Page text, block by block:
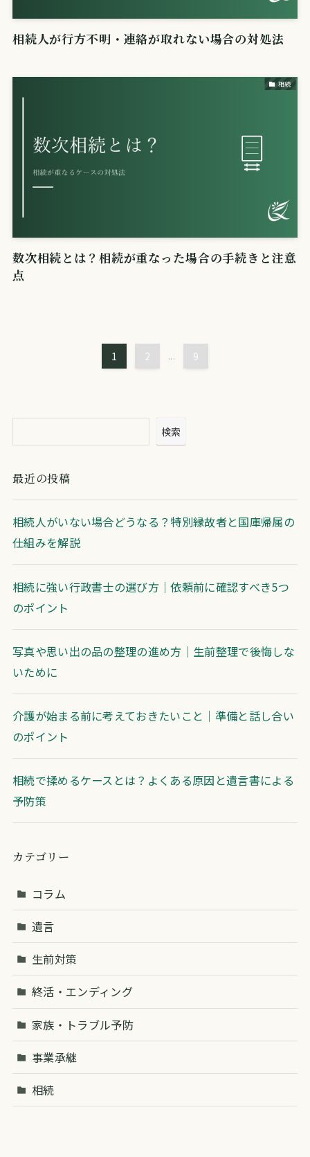
相続人が行方不明・連絡が取れない場合の対処法
相続
数次相続とは？相続が重なった場合の手続きと注意
点
1 2 ... 9
検索
最近の投稿
相続人がいない場合どうなる？特別縁故者と国庫帰属の
仕組みを解説
相続に強い行政書士の選び方｜依頼前に確認すべき5つ
のポイント
写真や思い出の品の整理の進め方｜生前整理で後悔しな
いために
介護が始まる前に考えておきたいこと｜準備と話し合い
のポイント
相続で揉めるケースとは？よくある原因と遺言書による
予防策
カテゴリー
コラム
遺言
生前対策
終活・エンディング
家族・トラブル予防
事業承継
相続